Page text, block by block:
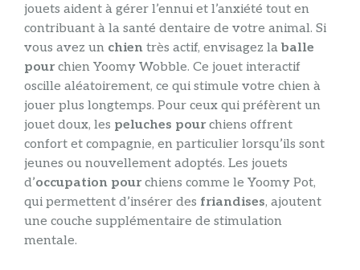
jouets aident à gérer l’ennui et l’anxiété tout en
contribuant à la santé dentaire de votre animal. Si
vous avez un chien très actif, envisagez laballe
pourchien Yoomy Wobble. Ce jouet interactif
oscille aléatoirement, ce qui stimule votre chien à
jouer plus longtemps. Pour ceux qui préfèrent un
jouet doux, les peluches pourchiens offrent
confort et compagnie, en particulier lorsqu’ils sont
jeunes ou nouvellement adoptés. Les jouets
d’occupation pourchiens comme le Yoomy Pot,
qui permettent d’insérer des friandises, ajoutent
une couche supplémentaire de stimulation
mentale.